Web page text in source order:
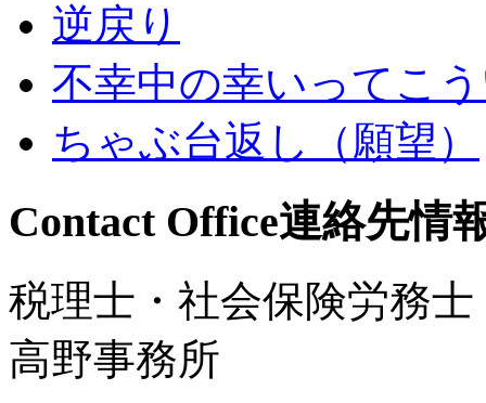
逆戻り
不幸中の幸いってこ
ちゃぶ台返し（願望）
Contact Office連絡先情
税理士・社会保険労務
高野事務所